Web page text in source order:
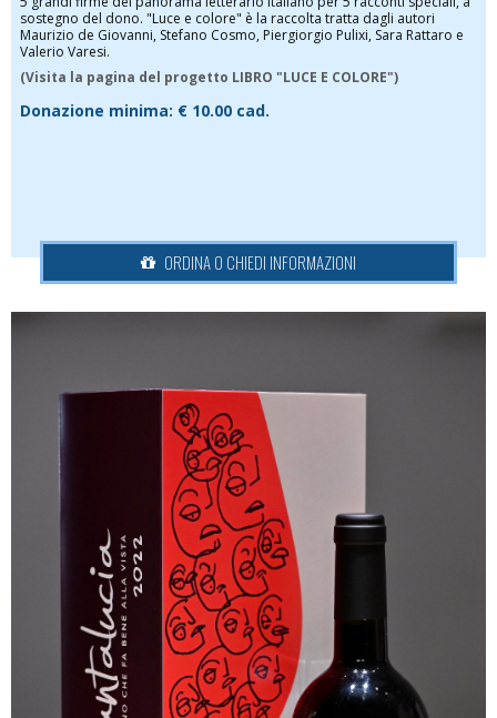
sostegno del dono. "Luce e colore" è la raccolta tratta dagli autori
Maurizio de Giovanni, Stefano Cosmo, Piergiorgio Pulixi, Sara Rattaro e
Valerio Varesi.
(Visita la pagina del progetto LIBRO "LUCE E COLORE")
Donazione minima: € 10.00 cad.
ORDINA O CHIEDI INFORMAZIONI